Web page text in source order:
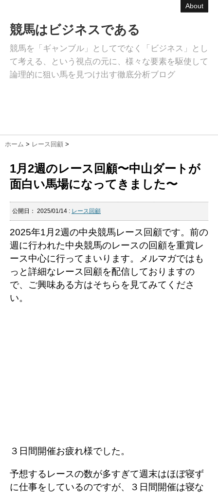
About
競馬はビジネスである
競馬を「ギャンブル」としてでなく「ビジネス」とし
て考える、という視点の元に、様々な要素を駆使して
論理的に狙い馬を見つけ出す徹底分析ブログ
ホーム > レース回顧 >
1月2週のレース回顧〜中山ダートが
面白い馬場になってきました〜
公開日： 2025/01/14 : レース回顧
2025年1 月2週の中央競馬レース回顧です。前の
週に行われた中央競馬のレースの回顧を重賞レ
ース中心に行ってまいります。メルマガではも
っと詳細なレース回顧を配信しておりますの
で、ご興味ある方はそちらを見てみてくださ
い。
３日間開催お疲れ様でした。
予想するレースの数が多すぎて週末はほぼ寝ず
に仕事をしているのですが、３日間開催は寝な